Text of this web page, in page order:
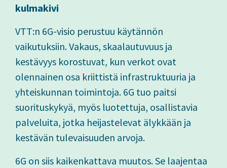
kulmakivi
VTT:n 6G-visio perustuu käytännön
vaikutuksiin. Vakaus, skaalautuvuus ja
kestävyys korostuvat, kun verkot ovat
olennainen osa kriittistä infrastruktuuria ja
yhteiskunnan toimintoja. 6G tuo paitsi
suorituskykyä, myös luotettuja, osallistavia
palveluita, jotka heijastelevat älykkään ja
kestävän tulevaisuuden arvoja.
6G on siis kaikenkattava muutos. Se laajentaa